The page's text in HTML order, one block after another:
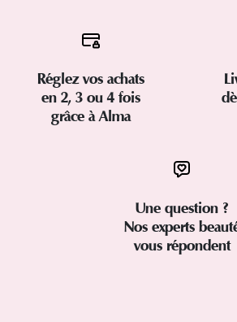
Réglez vos achats
en 2, 3 ou 4 fois
grâce à Alma
Une question ?
Nos experts
vous répondent